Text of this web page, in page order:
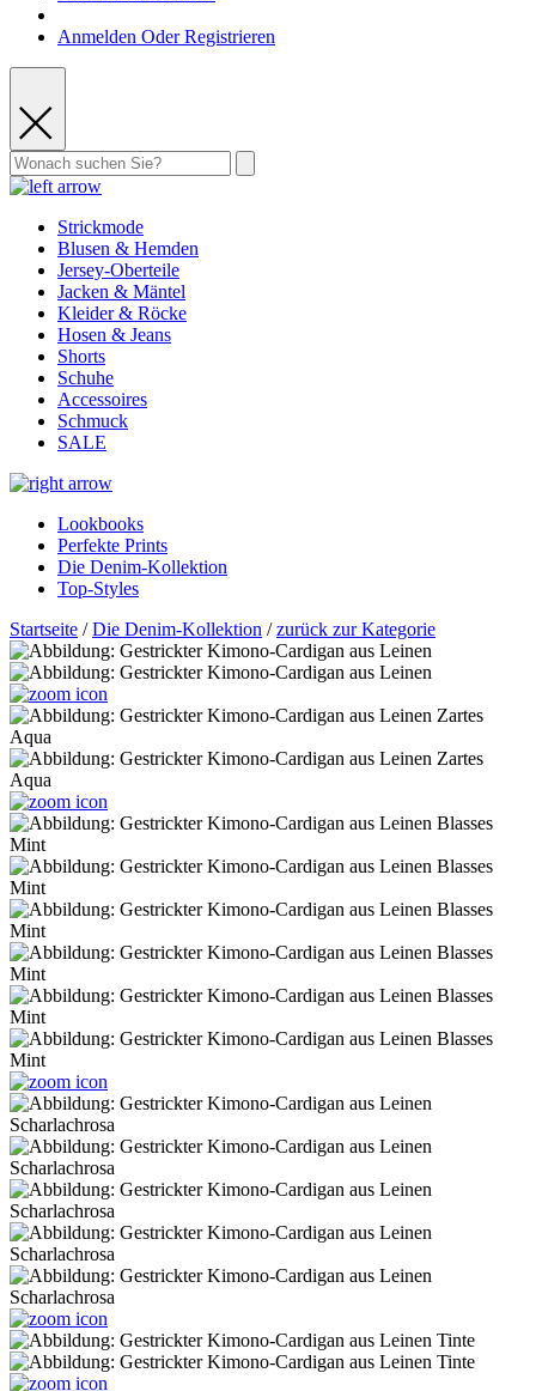
Anmelden Oder Registrieren
Strickmode
Blusen & Hemden
Jersey-Oberteile
Jacken & Mäntel
Kleider & Röcke
Hosen & Jeans
Shorts
Schuhe
Accessoires
Schmuck
SALE
Lookbooks
Perfekte Prints
Die Denim-Kollektion
Top-Styles
Startseite /Die Denim-Kollektion /zurück zur Kategorie